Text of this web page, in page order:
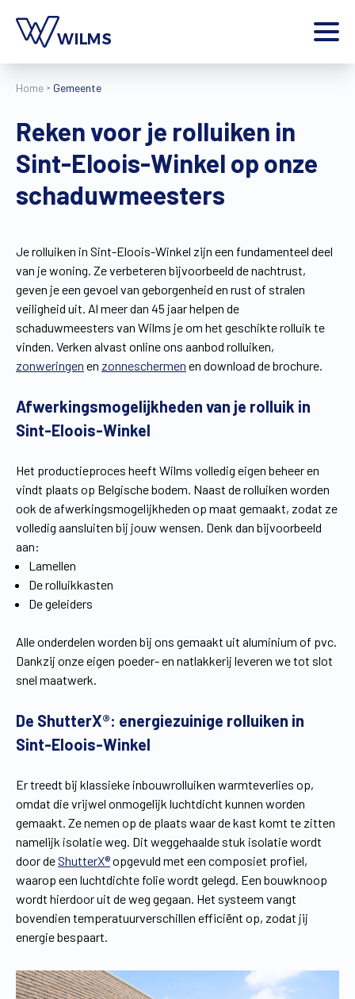
Vind een verdeler Offerte op maat
Gratis brochure
Home
Producten
Tools
Extra
Jobs
Wilms World
NL
Home Gemeente
Reken voor je rolluiken in
Sint-Eloois-Winkel op onze
schaduwmeesters
Je rolluiken in Sint-Eloois-Winkel zijn een fundamenteel deel
van je woning. Ze verbeteren bijvoorbeeld de nachtrust,
geven je een gevoel van geborgenheid en rust of stralen
veiligheid uit. Al meer dan 45 jaar helpen de
schaduwmeesters van Wilms je om het geschikte rolluik te
vinden. Verken alvast online ons aanbod rolluiken,
zonweringen en zonneschermen en download de brochure.
Afwerkingsmogelijkheden van je rolluik in
Sint-Eloois-Winkel
Het productieproces heeft Wilms volledig eigen beheer en
vindt plaats op Belgische bodem. Naast de rolluiken worden
ook de afwerkingsmogelijkheden op maat gemaakt, zodat ze
volledig aansluiten bij jouw wensen. Denk dan bijvoorbeeld
aan:
Lamellen
De rolluikkasten
De geleiders
Alle onderdelen worden bij ons gemaakt uit aluminium of pvc.
Dankzij onze eigen poeder- en natlakkerij leveren we tot slot
snel maatwerk.
De ShutterX®: energiezuinige rolluiken in
Sint-Eloois-Winkel
Er treedt bij klassieke inbouwrolluiken warmteverlies op,
omdat die vrijwel onmogelijk luchtdicht kunnen worden
gemaakt. Ze nemen op de plaats waar de kast komt te zitten
namelijk isolatie weg. Dit weggehaalde stuk isolatie wordt
door deShutterX®opgevuld met een composiet profiel,
waarop een luchtdichte folie wordt gelegd. Een bouwknoop
wordt hierdoor uit de weg gegaan. Het systeem vangt
bovendien temperatuurverschillen efficiënt op, zodat jij
energie bespaart.